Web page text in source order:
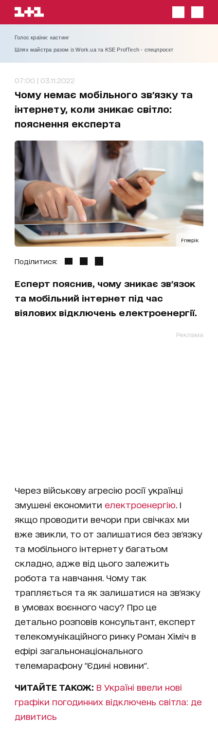
Голос країни: кастинг
Шлях майстра разом із Work.ua та KSE ProfTech - спецпроєкт
07:00 | 03.11.2022
Чому немає мобільного зв'язку та
інтернету, коли зникає світло:
пояснення експерта
Freepik
Поділитися:
Есперт пояснив, чому зникає зв'язок
та мобільний інтернет під час
віялових відключень електроенергії.
Реклама
Через військову агресію росії українці
змушені економити електроенергію . І
якщо проводити вечори при свічках ми
вже звикли, то от залишатися без зв'язку
та мобільного інтернету багатьом
складно, адже від цього залежить
робота та навчання. Чому так
трапляється та як залишатися на зв'язку
в умовах воєнного часу? Про це
детально розповів консультант, експерт
телекомунікаційного ринку Роман Хіміч в
ефірі загальнонаціонального
телемарафону "Єдині новини".
ЧИТАЙТЕ ТАКОЖ: В Україні ввели нові
графіки погодинних відключень світла: де
дивитись